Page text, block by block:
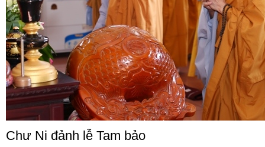
Chư Ni đảnh lễ Tam bảo